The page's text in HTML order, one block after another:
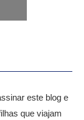
este blog e
que viajam